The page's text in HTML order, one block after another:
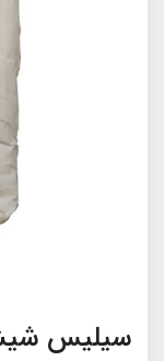
سیلیس